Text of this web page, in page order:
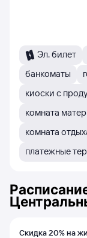
Эл. билет
банкоматы
киоски с
комната
комната
платежные
Скидка 20% на